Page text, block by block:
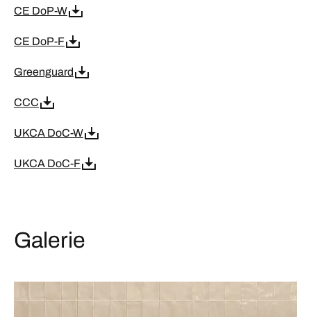
CE DoP-W
CE DoP-F
Greenguard
CCC
UKCA DoC-W
UKCA DoC-F
Galerie